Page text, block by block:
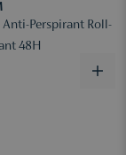
Perspirant Roll-
48H